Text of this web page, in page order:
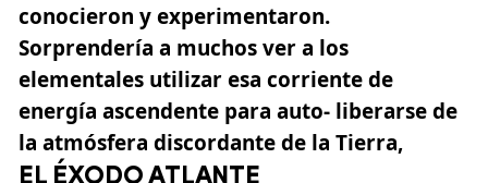
conocieron y experimentaron.
Sorprendería a muchos ver a los
elementales utilizar esa corriente de
energía ascendente para auto- liberarse de
la atmósfera discordante de la Tierra,
EL ÉXODO ATLANTE